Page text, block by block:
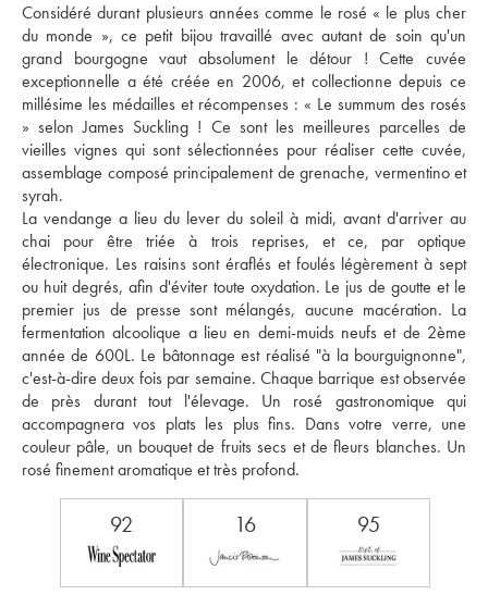
Considéré durant plusieurs années comme le rosé « le plus cher
du monde », ce petit bijou travaillé avec autant de soin qu'un
grand bourgogne vaut absolument le détour ! Cette cuvée
exceptionnelle a été créée en 2006, et collectionne depuis ce
millésime les médailles et récompenses : « Le summum des rosés
» selon James Suckling ! Ce sont les meilleures parcelles de
vieilles vignes qui sont sélectionnées pour réaliser cette cuvée,
assemblage composé principalement de grenache, vermentino et
syrah.
La vendange a lieu du lever du soleil à midi, avant d'arriver au
chai pour être triée à trois reprises, et ce, par optique
électronique. Les raisins sont éraflés et foulés légèrement à sept
ou huit degrés, afin d'éviter toute oxydation. Le jus de goutte et le
premier jus de presse sont mélangés, aucune macération. La
fermentation alcoolique a lieu en demi-muids neufs et de 2ème
année de 600L. Le bâtonnage est réalisé "à la bourguignonne",
c'est-à-dire deux fois par semaine. Chaque barrique est observée
de près durant tout l'élevage. Un rosé gastronomique qui
accompagnera vos plats les plus fins. Dans votre verre, une
couleur pâle, un bouquet de fruits secs et de fleurs blanches. Un
92 16 95